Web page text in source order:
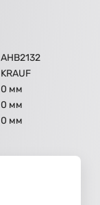
AHB2132
KRAUF
0 мм
0 мм
0 мм